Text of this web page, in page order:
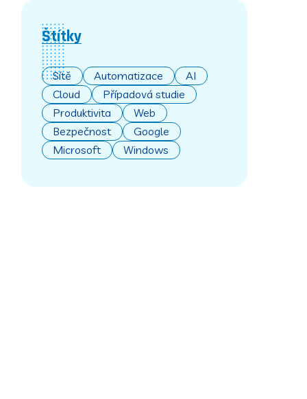
Štítky
Sítě Automatizace
AI
Cloud
Případová studie
Produktivita
Web
Bezpečnost
Google
Microsoft
Windows